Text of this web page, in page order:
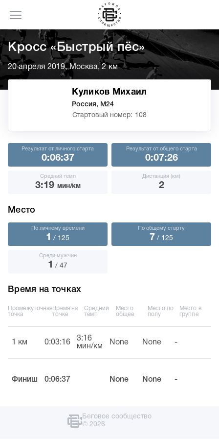
Кросс «Быстрый пёс»
20 апреля 2019, Москва, 2 км
Куликов Михаил
Россия, М24
Стартовый номер: 108
Результат от личного старта
0:06:37
Результат от общего старта
0:07:26
Средний темп
3:19 мин/км
Дистанция (км)
2
Место
По личному времени
1 / 125
По общему старту
7 / 125
Среди мужчин
1 / 47
Время на точках
Промежуточная
точка
Время на
точке
Средний
темп
Место
общее
Место по
полу
Место в
группе
1 км 0:03:16
3:16
мин/км
None None -
Финиш 0:06:37 None None -
Беговое сообщество
© 2026